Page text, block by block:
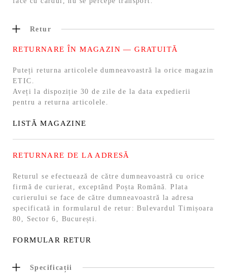
Retur
RETURNARE ÎN MAGAZIN — GRATUITĂ
Puteți returna articolele dumneavoastră la orice magazin
ETIC.
Aveți la dispoziție 30 de zile de la data expedierii
pentru a returna articolele.
LISTĂ MAGAZINE
RETURNARE DE LA ADRESĂ
Returul se efectuează de către dumneavoastră cu orice
firmă de curierat, exceptând Poșta Română. Plata
curierului se face de către dumneavoastră la adresa
specificată in formularul de retur: Bulevardul Timișoara
80, Sector 6, București.
FORMULAR RETUR
Specificații